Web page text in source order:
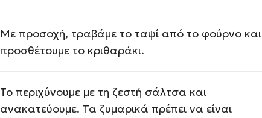
Με προσοχή, τραβάμε το ταψί από το φούρνο και
προσθέτουμε το κριθαράκι.
Το περιχύνουμε με τη ζεστή σάλτσα και
ανακατεύουμε. Τα ζυμαρικά πρέπει να είναι